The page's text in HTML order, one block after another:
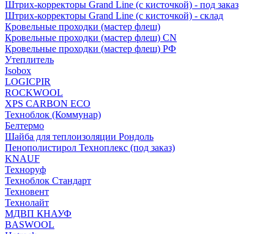
Штрих-корректоры Grand Line (с кисточкой) - под заказ
Штрих-корректоры Grand Line (с кисточкой) - склад
Кровельные проходки (мастер флеш)
Кровельные проходки (мастер флеш) CN
Кровельные проходки (мастер флеш) РФ
Утеплитель
Isobox
LOGICPIR
ROCKWOOL
XPS CARBON ECO
Техноблок (Коммунар)
Белтермо
Шайба для теплоизоляции Рондоль
Пенополистирол Техноплекс (под заказ)
KNАUF
Технoруф
Техноблок Стандарт
Техновент
Технолайт
МДВП КНАУФ
BASWOOL